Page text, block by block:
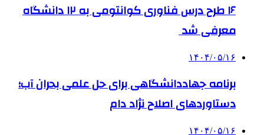
۱۶ طرح درس فناوری کوانتومی به ۱۲ دانشگاه
معرفی شد
۱۴۰۴/۰۵/۱۶
برنامه جهاددانشگاهی برای حل علمی بحران آب؛
دستاوردهای اصلاح نژاد دام
۱۴۰۴/۰۵/۱۶